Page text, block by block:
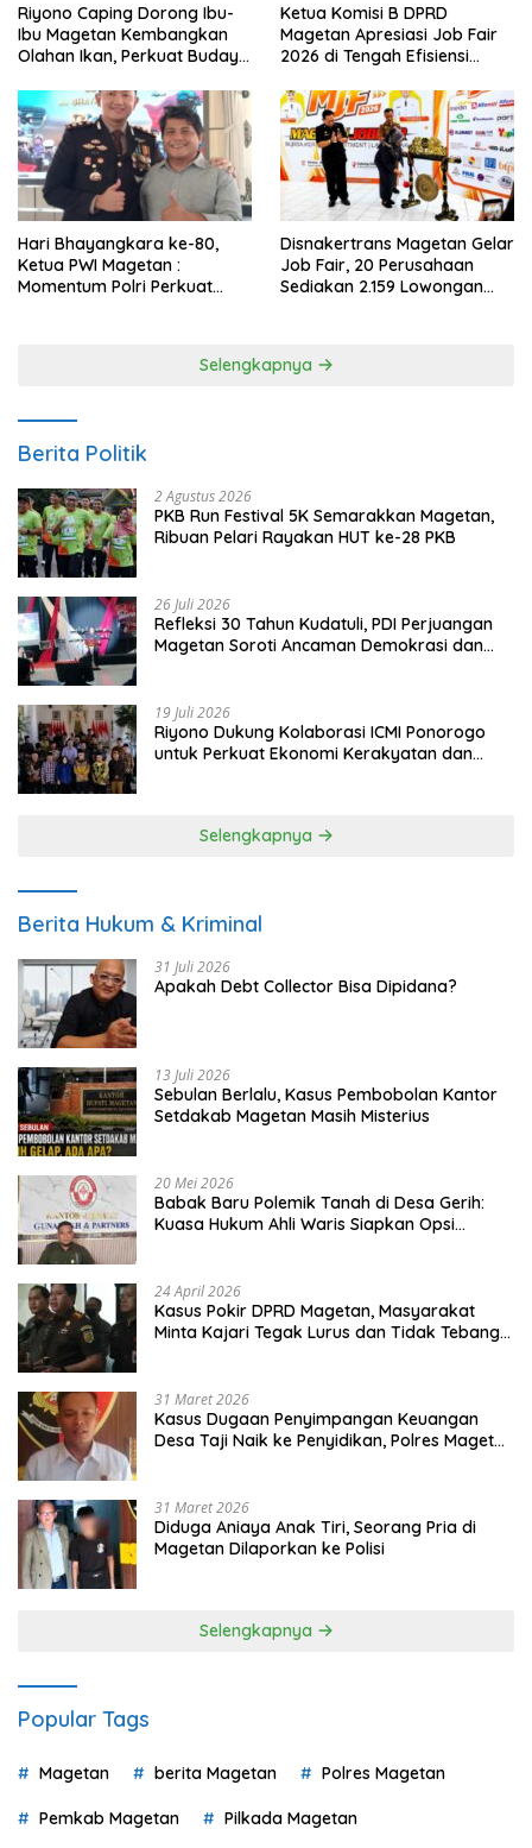
Riyono Caping Dorong Ibu-
Ibu Magetan Kembangkan
Olahan Ikan, Perkuat Budaya
Ketua Komisi B DPRD
Magetan Apresiasi Job Fair
2026 di Tengah Efisiensi
Hari Bhayangkara ke-80,
Ketua PWI Magetan :
Momentum Polri Perkuat
Disnakertrans Magetan Gelar
Job Fair, 20 Perusahaan
Sediakan 2.159 Lowongan
Selengkapnya
Berita Politik
2 Agustus 2026
PKB Run Festival 5K Semarakkan Magetan,
Ribuan Pelari Rayakan HUT ke-28 PKB
26 Juli 2026
Refleksi 30 Tahun Kudatuli, PDI Perjuangan
Magetan Soroti Ancaman Demokrasi dan
19 Juli 2026
Riyono Dukung Kolaborasi ICMI Ponorogo
untuk Perkuat Ekonomi Kerakyatan dan
Selengkapnya
Berita Hukum & Kriminal
31 Juli 2026
Apakah Debt Collector Bisa Dipidana?
13 Juli 2026
Sebulan Berlalu, Kasus Pembobolan Kantor
Setdakab Magetan Masih Misterius
20 Mei 2026
Babak Baru Polemik Tanah di Desa Gerih:
Kuasa Hukum Ahli Waris Siapkan Opsi
24 April 2026
Kasus Pokir DPRD Magetan, Masyarakat
Minta Kajari Tegak Lurus dan Tidak Tebang
31 Maret 2026
Kasus Dugaan Penyimpangan Keuangan
Desa Taji Naik ke Penyidikan, Polres Magetan
31 Maret 2026
Diduga Aniaya Anak Tiri, Seorang Pria di
Magetan Dilaporkan ke Polisi
Selengkapnya
Popular Tags
Magetan berita Magetan Polres Magetan
Pemkab Magetan Pilkada Magetan